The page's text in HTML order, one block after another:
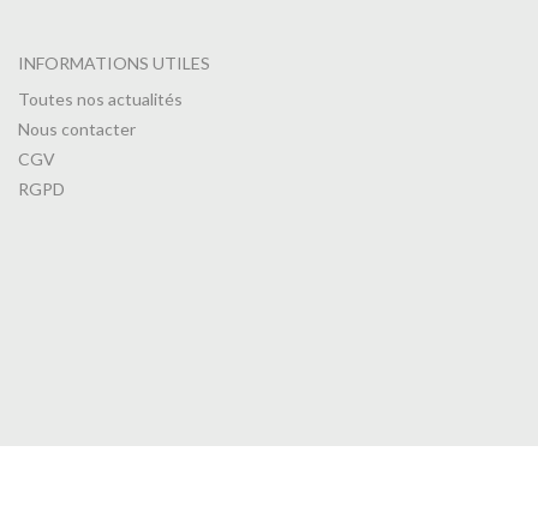
INFORMATIONS UTILES
Toutes nos actualités
Nous contacter
CGV
RGPD